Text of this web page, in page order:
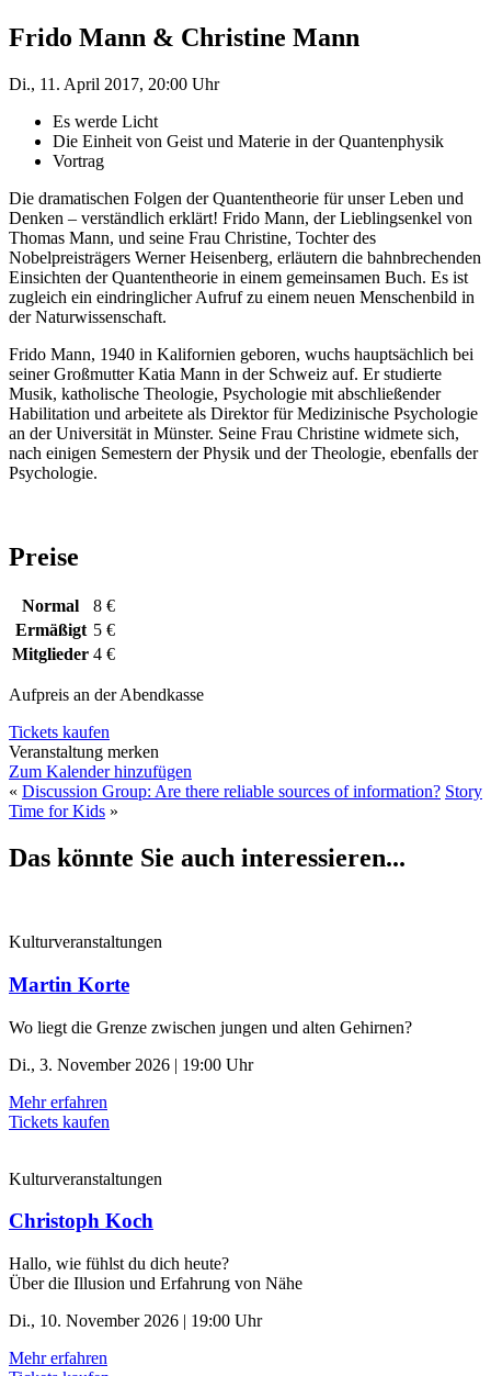
Frido Mann & Christine Mann
Di., 11. April 2017, 20:00 Uhr
Es werde Licht
Die Einheit von Geist und Materie in der Quantenphysik
Vortrag
Die dramatischen Folgen der Quantentheorie für unser Leben und
Denken – verständlich erklärt! Frido Mann, der Lieblingsenkel von
Thomas Mann, und seine Frau Christine, Tochter des
Nobelpreisträgers Werner Heisenberg, erläutern die bahnbrechenden
Einsichten der Quantentheorie in einem gemeinsamen Buch. Es ist
zugleich ein eindringlicher Aufruf zu einem neuen Menschenbild in
der Naturwissenschaft.
Frido Mann, 1940 in Kalifornien geboren, wuchs hauptsächlich bei
seiner Großmutter Katia Mann in der Schweiz auf. Er studierte
Musik, katholische Theologie, Psychologie mit abschließender
Habilitation und arbeitete als Direktor für Medizinische Psychologie
an der Universität in Münster. Seine Frau Christine widmete sich,
nach einigen Semestern der Physik und der Theologie, ebenfalls der
Psychologie.
Preise
Normal
8 €
Ermäßigt 5 €
Mitglieder 4 €
Aufpreis an der Abendkasse
Tickets kaufen
Veranstaltung merken
Zum Kalender hinzufügen
« Discussion Group: Are there reliable sources of information? Story
Time for Kids »
Das könnte Sie auch interessieren...
Kulturveranstaltungen
Martin Korte
Wo liegt die Grenze zwischen jungen und alten Gehirnen?
Di., 3. November 2026 | 19:00 Uhr
Mehr erfahren
Tickets kaufen
Kulturveranstaltungen
Christoph Koch
Hallo, wie fühlst du dich heute?
Über die Illusion und Erfahrung von Nähe
Di., 10. November 2026 | 19:00 Uhr
Mehr erfahren